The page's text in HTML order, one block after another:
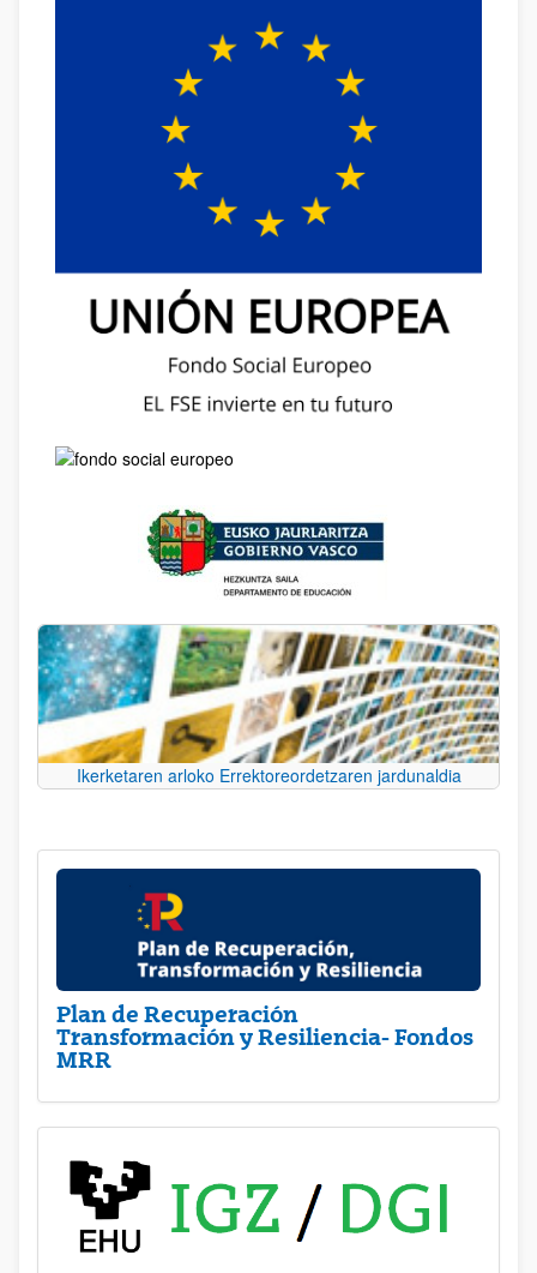
Ikerketaren arloko Errektoreordetzaren jardunaldia
Plan de Recuperación
Transformación y Resiliencia- Fondos
MRR